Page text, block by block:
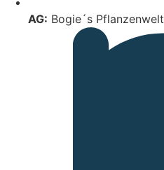
AG: Bogie´s Pflanzenwelt